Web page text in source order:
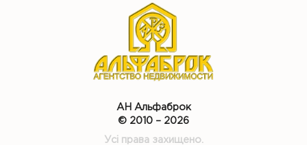
АН Альфаброк
© 2010 – 2026
Усі права захищено.